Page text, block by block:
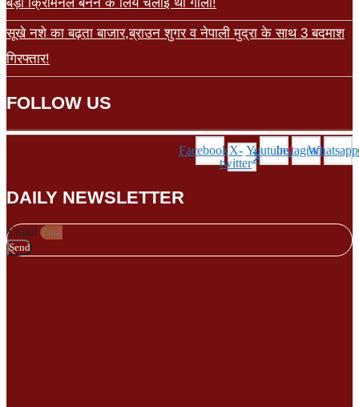
सूखे नशे का बढ़ता बाजार,ब्राउन शुगर व नेपाली मुद्रा के साथ 3 बदमाश
गिरफ्तार!
FOLLOW US
FacebookX-
twitter
YoutubeInstagramWhatsapp
DAILY NEWSLETTER
Email
Send